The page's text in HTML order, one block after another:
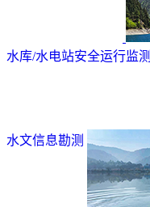
水库/水电站安全运行监测
水文信息勘测